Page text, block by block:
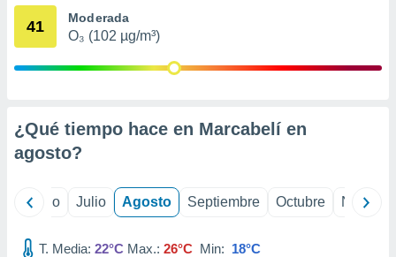
publicidad
41 Moderada
O₃ (102 µg/m³)
¿Qué tiempo hace en Marcabelí en
agosto?
Junio Julio Agosto Septiembre Octubre
T. Media: 22°C Max.: 26°C Min: 18°C